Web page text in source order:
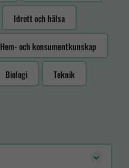
Idrott och hälsa
Hem- och konsumentkunskap
Biologi Teknik